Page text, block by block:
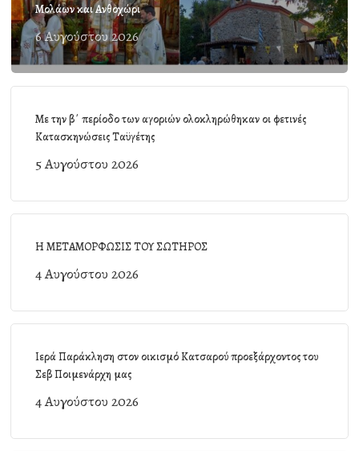
Μολάων και Ανθοχώρι
6 Αυγούστου 2026
Με την β΄ περίοδο των αγοριών ολοκληρώθηκαν οι φετινές
Κατασκηνώσεις Ταϋγέτης
5 Αυγούστου 2026
Η ΜΕΤΑΜΟΡΦΩΣΙΣ ΤΟΥ ΣΩΤΗΡΟΣ
4 Αυγούστου 2026
Ιερά Παράκληση στον οικισμό Κατσαρού προεξάρχοντος του
Σεβ Ποιμενάρχη μας
4 Αυγούστου 2026